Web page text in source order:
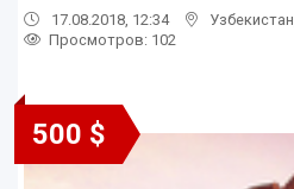
17.08.2018, 12:34 Узбекистан
Просмотров: 102
500 $